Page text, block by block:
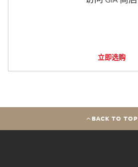
立即选购
BACK TO TOP